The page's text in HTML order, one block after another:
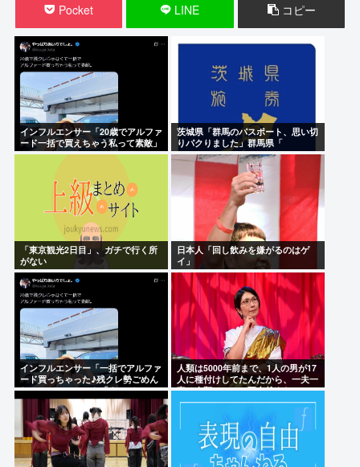
Pocket LINE コピー
インフルエンサー「20歳でアルファ
ード一括で買えちゃう私って素敵」
茨城県「群馬のパスポート、思い切
りパクりました」群馬県「
「東京観光2日目」、ガチで行く所
がない
日本人「回し飲みを嫌がるのはゲ
イ」
インフルエンサー「一括でアルファ
ード買っちゃった♪残クレ勢ごめん
ねー」コミュノート「ナンバー
が”わ”なのでレンタカーです」
人類は5000年前まで、1人の男が17
人に種付けしてたんだから、一夫一
妻は人類にとって不自然よな